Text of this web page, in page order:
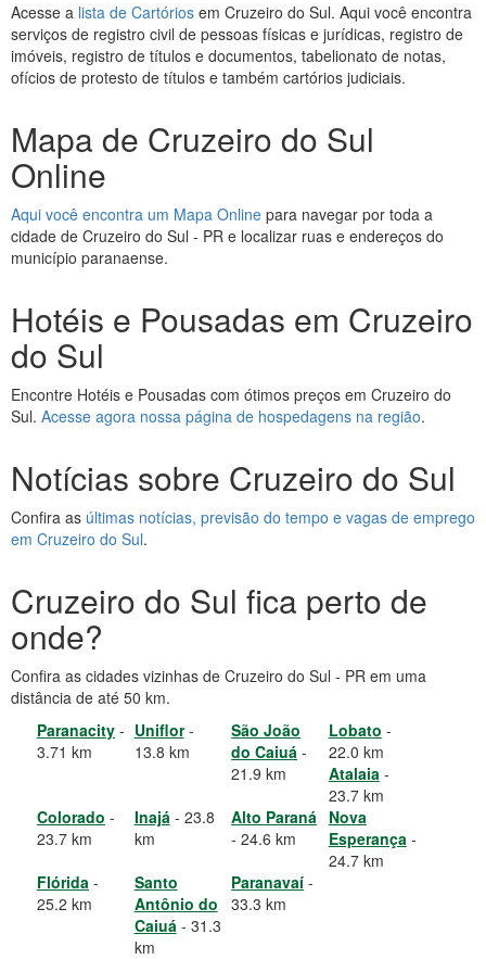
Acesse a lista de Cartórios em Cruzeiro do Sul. Aqui você encontra
serviços de registro civil de pessoas físicas e jurídicas, registro de
imóveis, registro de títulos e documentos, tabelionato de notas,
ofícios de protesto de títulos e também cartórios judiciais.
Mapa de Cruzeiro do Sul
Online
Aqui você encontra um Mapa Online para navegar por toda a
cidade de Cruzeiro do Sul - PR e localizar ruas e endereços do
município paranaense.
Hotéis e Pousadas em Cruzeiro
do Sul
Encontre Hotéis e Pousadas com ótimos preços em Cruzeiro do
Sul. Acesse agora nossa página de hospedagens na região.
Notícias sobre Cruzeiro do Sul
Confira as últimas notícias, previsão do tempo e vagas de emprego
em Cruzeiro do Sul.
Cruzeiro do Sul fica perto de
onde?
Confira as cidades vizinhas de Cruzeiro do Sul - PR em uma
distância de até 50 km.
Paranacity -
3.71 km
Uniflor-
13.8 km
São João
do Caiuá -
21.9 km
Lobato -
22.0 km
Atalaia-
23.7 km
Colorado -
23.7 km
Inajá- 23.8
km
Alto Paraná
- 24.6 km
Nova
Esperança-
24.7 km
Flórida -
25.2 km
Santo
Antônio do
Caiuá- 31.3
km
Paranavaí -
33.3 km